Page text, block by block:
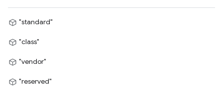
"standard"
"class"
"vendor"
"reserved"